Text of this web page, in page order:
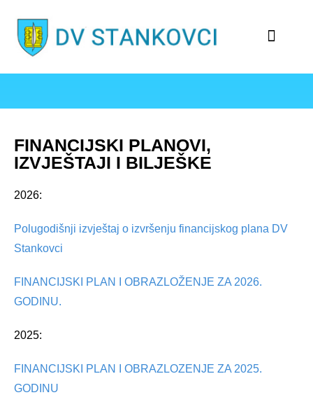
FINANCIJSKI PLANOVI,
IZVJEŠTAJI I BILJEŠKE
2026:
Polugodišnji izvještaj o izvršenju financijskog plana DV
Stankovci
FINANCIJSKI PLAN I OBRAZLOŽENJE ZA 2026.
GODINU.
2025:
FINANCIJSKI PLAN I OBRAZLOZENJE ZA 2025.
GODINU